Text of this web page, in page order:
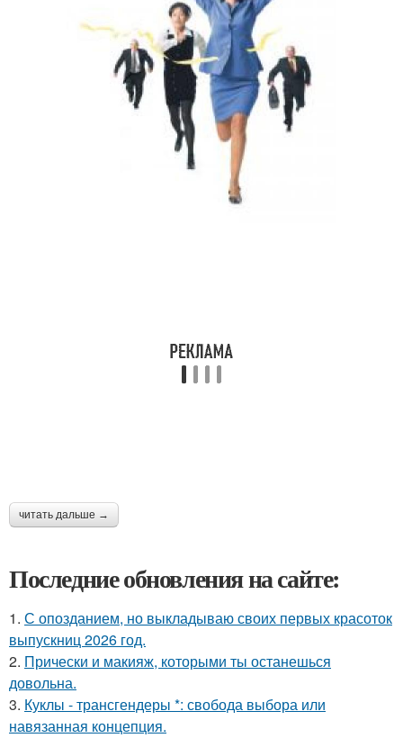
читать дальше →
Последние обновления на сайте:
1. С опозданием, но выкладываю своих первых красоток
выпускниц 2026 год.
2. Прически и макияж, которыми ты останешься
довольна.
3. Куклы - трансгендеры *: свобода выбора или
навязанная концепция.